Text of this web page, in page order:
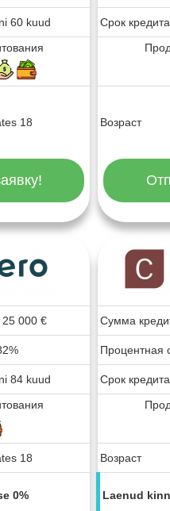
60 kuud
18
Срок кредита
Возраст
25 000 €
84 kuud
18
0%
Сумма
Процентная
Срок кредита
Возраст
Laenud